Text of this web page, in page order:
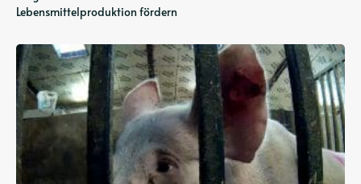
Lebensmittelproduktion fördern